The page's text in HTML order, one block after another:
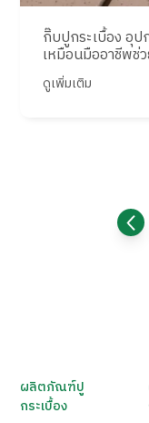
กิ๊บปูกระเบื้อง อุป
เหมือนมืออาชีพช่
ดูเพิ่มเติม
ผลิตภัณฑ์ปู
กระเบื้อง